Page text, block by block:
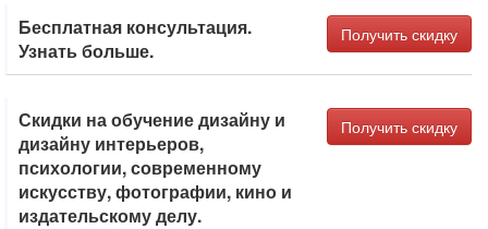
Бесплатная консультация.
Узнать больше.
Получить скидку
Скидки на обучение дизайну и
дизайну интерьеров,
психологии, современному
искусству, фотографии, кино и
издательскому делу.
Получить скидку